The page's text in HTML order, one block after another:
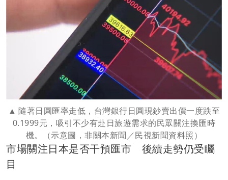
隨著日圓匯率走低，台灣銀行日圓現鈔賣出價一度跌至
0.1999元，吸引不少有赴日旅遊需求的民眾關注換匯時
機。（示意圖，非關本新聞／民視新聞資料照）
市場關注日本是否干預匯市 後續走勢仍受矚
目